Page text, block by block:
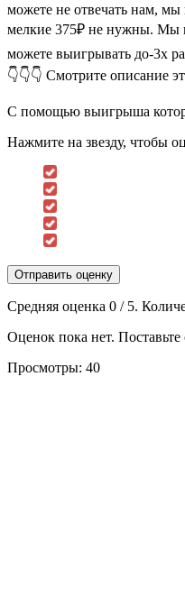
можете не отвечать нам,
мелкие 375₽ не нужны. Мы
можете выигрывать до-3х
👇👇👇 Смотрите
С помощью выигрыша
Нажмите на звезду, чтобы
Отправить оценку
Средняя оценка 0 / 5.
Оценок пока нет.
Просмотры: 40